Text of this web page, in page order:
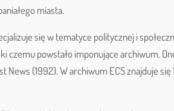
miasta.
się w tematyce politycznej i
czemu powstało imponujące archiwum.
(1992). W archiwum ECS znajduje się